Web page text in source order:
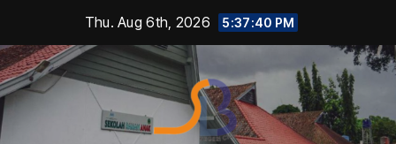
content
Thu. Aug 6th, 2026 5:37:41 PM